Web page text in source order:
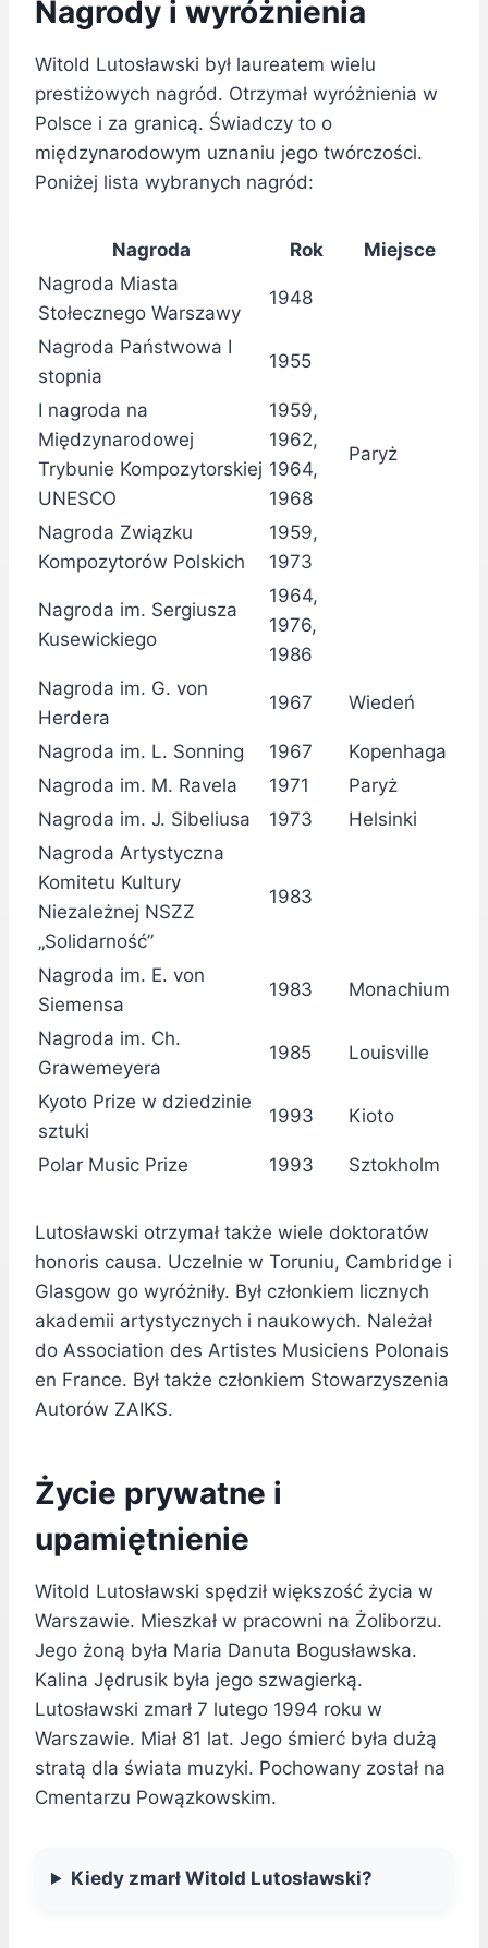
Nagrody i wyróżnienia
Witold Lutosławski był laureatem wielu
prestiżowych nagród. Otrzymał wyróżnienia w
Polsce i za granicą. Świadczy to o
międzynarodowym uznaniu jego twórczości.
Poniżej lista wybranych nagród:
Nagroda Rok
Miejsce
Nagroda Miasta
Stołecznego Warszawy
1948
Nagroda Państwowa I
stopnia
1955
I nagroda na
Międzynarodowej
Trybunie Kompozytorskiej
UNESCO
1959,
1962,
1964,
1968
Paryż
Nagroda Związku
Kompozytorów Polskich
1959,
1973
Nagroda im. Sergiusza
Kusewickiego
1964,
1976,
1986
Nagroda im. G. von
Herdera
1967 Wiedeń
Nagroda im. L. Sonning 1967
Kopenhaga
Nagroda im. M. Ravela
1971
Paryż
Nagroda im. J. Sibeliusa
1973
Helsinki
Nagroda Artystyczna
Komitetu Kultury
Niezależnej NSZZ
„Solidarność”
1983
Nagroda im. E. von
Siemensa
1983 Monachium
Nagroda im. Ch.
Grawemeyera
1985 Louisville
Kyoto Prize w dziedzinie
sztuki
1993 Kioto
Polar Music Prize 1993 Sztokholm
Lutosławski otrzymał także wiele doktoratów
honoris causa. Uczelnie w Toruniu, Cambridge i
Glasgow go wyróżniły. Był członkiem licznych
akademii artystycznych i naukowych. Należał
do Association des Artistes Musiciens Polonais
en France. Był także członkiem Stowarzyszenia
Autorów ZAIKS.
Życie prywatne i
upamiętnienie
Witold Lutosławski spędził większość życia w
Warszawie. Mieszkał w pracowni na Żoliborzu.
Jego żoną była Maria Danuta Bogusławska.
Kalina Jędrusik była jego szwagierką.
Lutosławski zmarł 7 lutego 1994 roku w
Warszawie. Miał 81 lat. Jego śmierć była dużą
stratą dla świata muzyki. Pochowany został na
Cmentarzu Powązkowskim.
Kiedy zmarł Witold Lutosławski?